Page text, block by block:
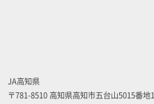
JA高知県
〒781-8510 高知県高知市五台山5015番地1